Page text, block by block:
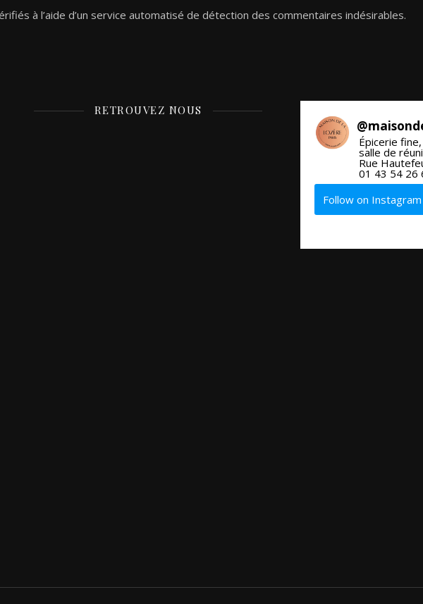
à l’aide d’un service automatisé de détection des commentaires indésirables.
RETROUVEZ NOUS
@
Épicerie
salle de
Rue
01 43 54 26
Follow on Instagram